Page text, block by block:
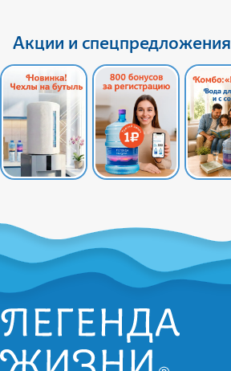
Акции и спецпредложения